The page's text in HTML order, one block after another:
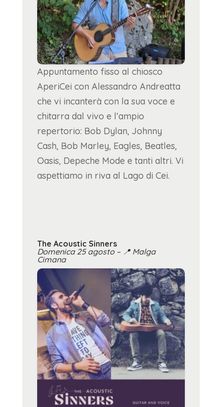
Appuntamento fisso al chiosco
AperiCei con Alessandro Andreatta
che vi incanterà con la sua voce e
chitarra dal vivo e l’ampio
repertorio: Bob Dylan, Johnny
Cash, Bob Marley, Eagles, Beatles,
Oasis, Depeche Mode e tanti altri. Vi
aspettiamo in riva al Lago di Cei.
The Acoustic Sinners
Domenica 25 agosto – 📍 Malga
Cimana